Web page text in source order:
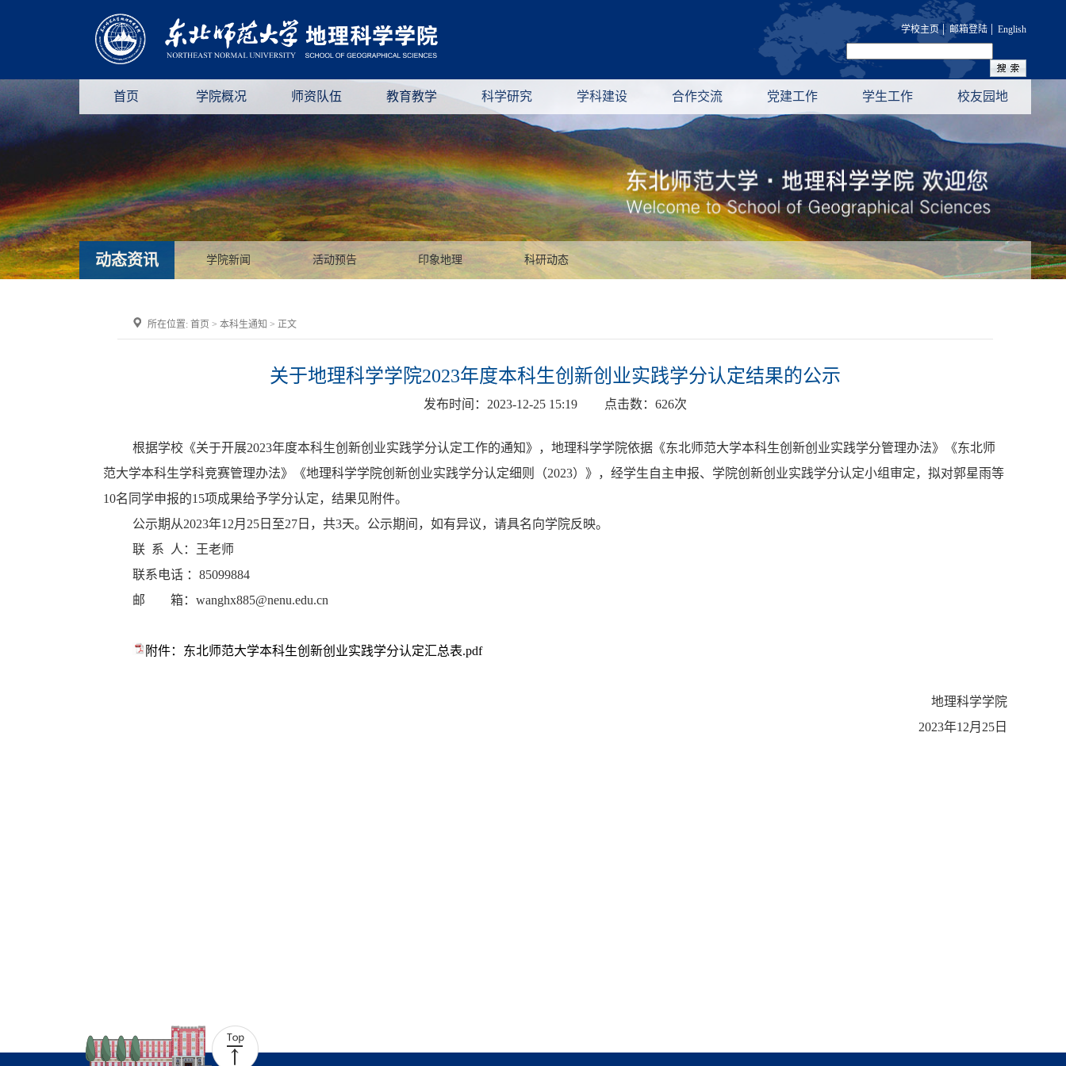
学校主页| 邮箱登陆 | English
首页 学院概况 师资队伍 教育教学 科学研究 学科建设 合作交流 党建工作 学生工作 校友园地
动态资讯 学院新闻 活动预告 印象地理 科研动态
所在位置: 首页 > 本科生通知 > 正文
关于地理科学学院2023年度本科生创新创业实践学分认定结果的公示
发布时间： 2023-12-25 15:19 点击数： 626次
根据学校《关于开展2023年度本科生创新创业实践学分认定工作的通知》，地理科学学院依据 《东北师范大学本科生创新创业实践学分管理办法》《东北师
范大学本科生学科竞赛管理办法》《地理科学学院创新创业实践学分认定细则（2023）》，经学生自主申报、学院创新创业实践学分认定小组审定，拟对郭星雨等
10名同学申报的15项成果给予学分认定，结果见附件。
公示期从2023年12月25日至27日，共3天。公示期间，如有异议，请具名向学院反映。
联 系 人：王老师
联系电话 ：85099884
邮 箱：wanghx885@nenu.edu.cn
附件：东北师范大学本科生创新创业实践学分认定汇总表.pdf
地理科学学院
2023年12月25日